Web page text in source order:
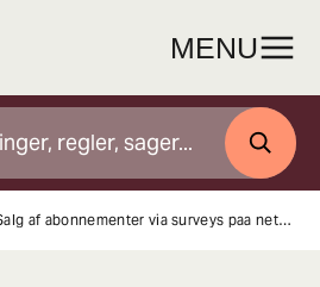
MENU
SØG
Salg af abonnementer via surveys paa nettet